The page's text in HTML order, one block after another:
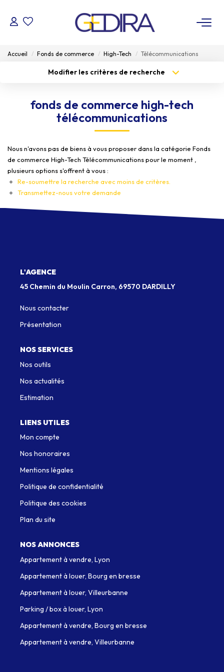
ACHETER
ESTIMER
Administrateur De Biens
Syndic De Copropriété
NOTRE AGENCE
Accueil Fonds de commerce High-Tech Télécommunications
Modifier les critères de recherche
Sélectionnez...
Type de bien
Surface min
Créer une alerte
fonds de commerce high-tech
télécommunications
Nous n'avons pas de biens à vous proposer dans la catégorie Fonds
de commerce High-Tech Télécommunications pour le moment ,
plusieurs options s'offrent à vous :
Re-soumettre la recherche avec moins de critères.
Transmettez-nous votre demande
L'AGENCE
45 Chemin du Moulin Carron, 69570 DARDILLY
Nous contacter
Présentation
NOS SERVICES
Nos outils
Nos actualités
Estimation
LIENS UTILES
Mon compte
Nos honoraires
Mentions légales
Politique de confidentialité
Politique des cookies
Plan du site
NOS ANNONCES
Appartement à vendre, Lyon
Appartement à louer, Bourg en bresse
Appartement à louer, Villeurbanne
Parking / box à louer, Lyon
Appartement à vendre, Bourg en bresse
Appartement à vendre, Villeurbanne